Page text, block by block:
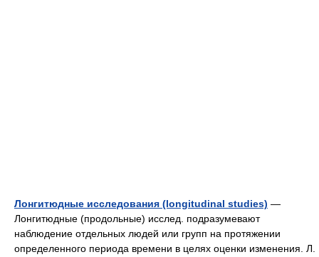
Лонгитюдные исследования (longitudinal studies) —
Лонгитюдные (продольные) исслед. подразумевают
наблюдение отдельных людей или групп на протяжении
определенного периода времени в целях оценки изменения. Л.